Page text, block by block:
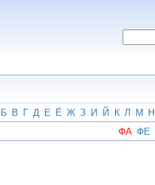
Б В Г Д Е Ё Ж З И Й К Л М Н
ФА ФЕ